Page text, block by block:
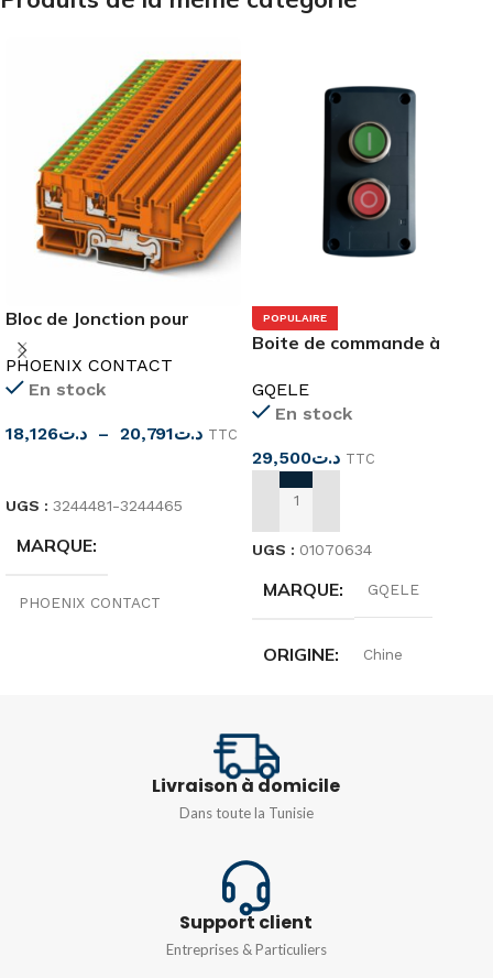
Bloc de Jonction pour
Capteurs/Actionneurs
PHOENIX CONTACT
En stock
د.ت18,126 – د.ت20,791
TTC
UGS : 3244481-3244465
MARQUE
PHOENIX CONTACT
POPULAIRE
Boite de commande à
Marche/Arrêt
GQELE
En stock
د.ت29,500 TTC
AJOUTER AU PANIER
UGS : 01070634
MARQUE GQELE
ORIGINE Chine
AC400V/DC220V
Livraison à domicile
Dans toute la Tunisie
Support client
Entreprises & Particuliers